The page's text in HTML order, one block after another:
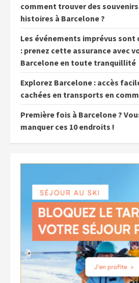
comment trouver des
histoires à Barcelone ?
Les événements imprévus
: prenez cette assurance avec
Barcelone en toute tranquillité
Explorez Barcelone : accès
cachées en transports en
Première fois à Barcelone ?
manquer ces 10 endroits !